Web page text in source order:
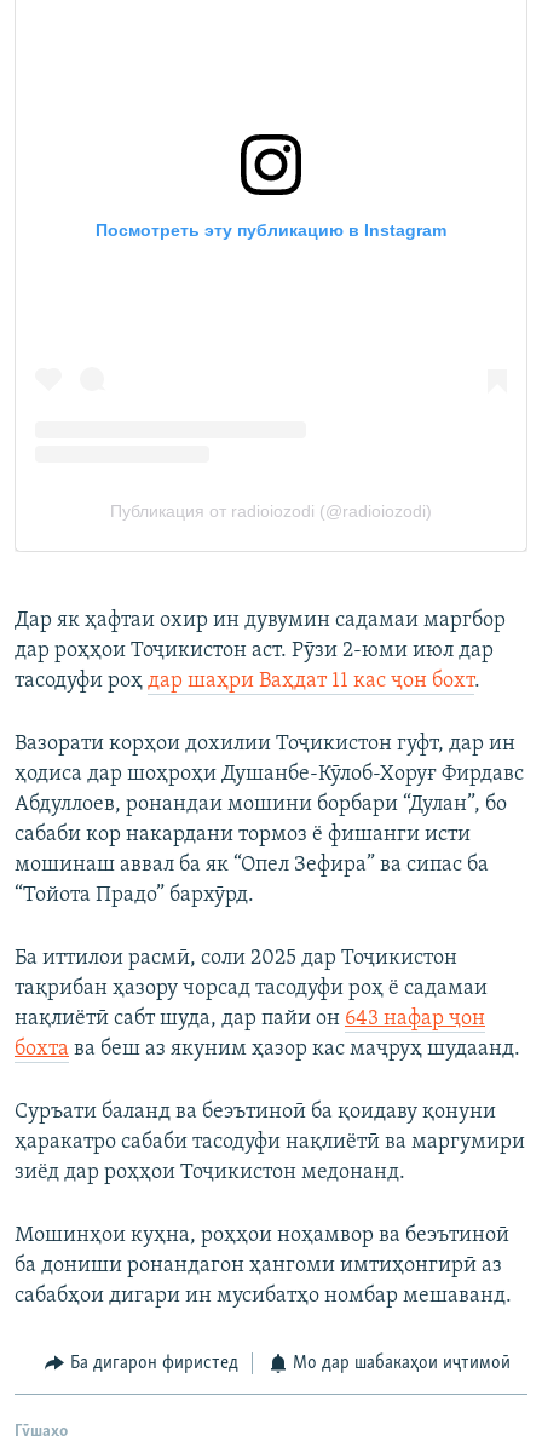
Дар як ҳафтаи охир ин дувумин садамаи маргбор
дар роҳҳои Тоҷикистон аст. Рӯзи 2-юми июл дар
тасодуфи роҳ дар шаҳри Ваҳдат 11 кас ҷон бохт.
Вазорати корҳои дохилии Тоҷикистон гуфт, дар ин
ҳодиса дар шоҳроҳи Душанбе-Кӯлоб-Хоруғ Фирдавс
Абдуллоев, ронандаи мошини борбари “Дулан”, бо
сабаби кор накардани тормоз ё фишанги исти
мошинаш аввал ба як “Опел Зефира” ва сипас ба
“Тойота Прадо” бархӯрд.
Ба иттилои расмӣ, соли 2025 дар Тоҷикистон
тақрибан ҳазору чорсад тасодуфи роҳ ё садамаи
нақлиётӣ сабт шуда, дар пайи он 643 нафар ҷон
бохта ва беш аз якуним ҳазор кас маҷруҳ шудаанд.
Суръати баланд ва беэътиноӣ ба қоидаву қонуни
ҳаракатро сабаби тасодуфи нақлиётӣ ва маргумири
зиёд дар роҳҳои Тоҷикистон медонанд.
Мошинҳои куҳна, роҳҳои ноҳамвор ва беэътиноӣ
ба дониши ронандагон ҳангоми имтиҳонгирӣ аз
сабабҳои дигари ин мусибатҳо номбар мешаванд.
Ба дигарон фиристед Мо дар шабакаҳои иҷтимоӣ
Гӯшаҳо